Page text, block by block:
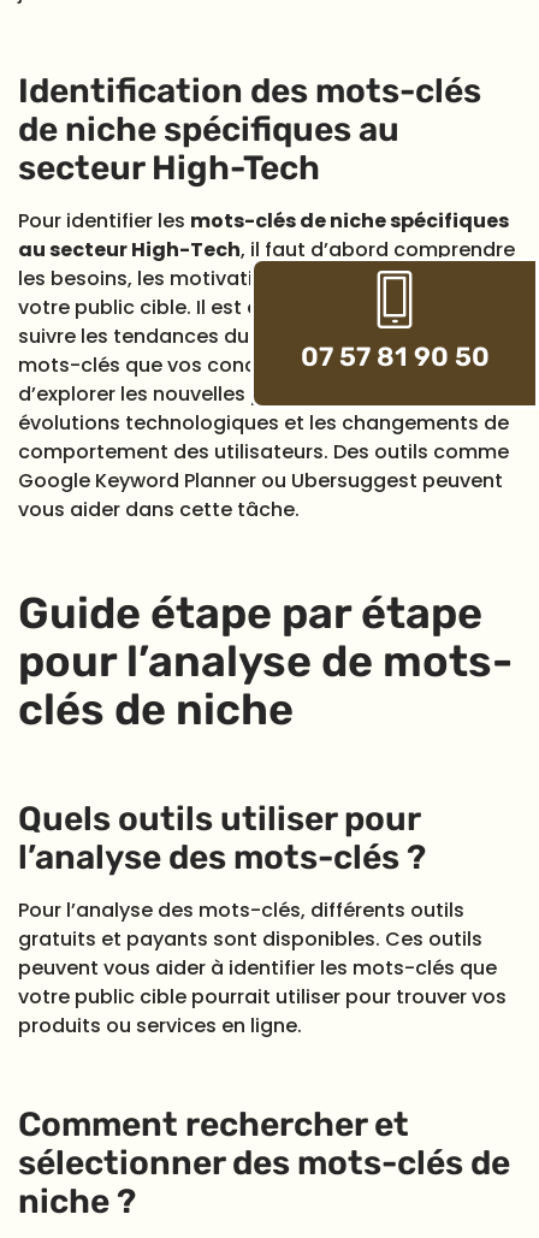
Identification des mots-clés
de niche spécifiques au
secteur High-Tech
Pour identifier les mots-clés de niche spécifiques
au secteur High-Tech, il faut d’abord comprendre
les besoins, les motivations et les préférences de
votre public cible. Il est également important de
suivre les tendances du secteur, d’analyser les
mots-clés que vos concurrents utilisent et
d’explorer les nouvelles possibilités offertes par les
évolutions technologiques et les changements de
comportement des utilisateurs. Des outils comme
Google Keyword Planner ou Ubersuggest peuvent
vous aider dans cette tâche.
Guide étape par étape
pour l’analyse de mots-
clés de niche
Quels outils utiliser pour
l’analyse des mots-clés ?
Pour l’analyse des mots-clés, différents outils
gratuits et payants sont disponibles. Ces outils
peuvent vous aider à identifier les mots-clés que
votre public cible pourrait utiliser pour trouver vos
produits ou services en ligne.
Comment rechercher et
sélectionner des mots-clés de
niche ?
07 57 81 90 50